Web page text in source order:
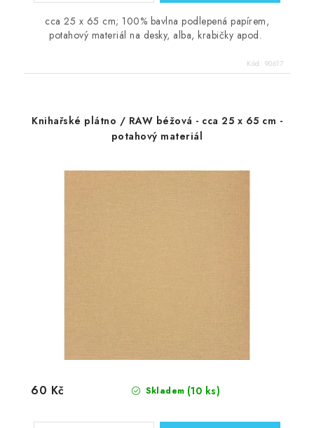
cca 25 x 65 cm; 100% bavlna podlepená papírem,
potahový materiál na desky, alba, krabičky apod.
Kód: 90617
Knihařské plátno / RAW béžová - cca 25 x 65 cm -
potahový materiál
Skladem (10 ks)
60 Kč